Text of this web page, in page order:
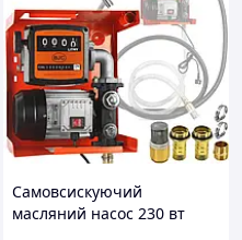
Самовсискуючий
масляний насос 230 вт